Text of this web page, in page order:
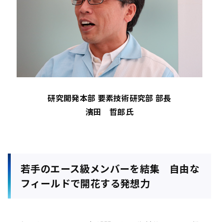
研究開発本部 要素技術研究部 部長
濱田 哲郎氏
若手のエース級メンバーを結集 自由な
フィールドで開花する発想力